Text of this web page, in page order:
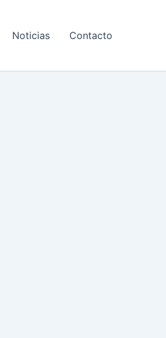
Noticias Contacto